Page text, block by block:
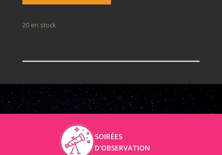
20 en stock
SOIRÉES
D'OBSERVATION